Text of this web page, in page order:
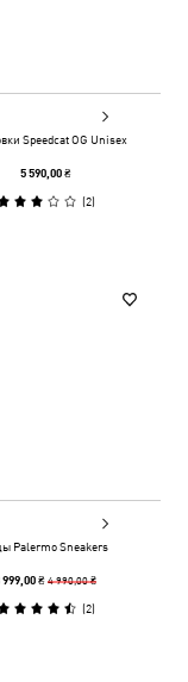
Speedcat OG Unisex
5 590,00 ₴
(2)
Palermo Sneakers
999,00 ₴4 990,00 ₴
(2)